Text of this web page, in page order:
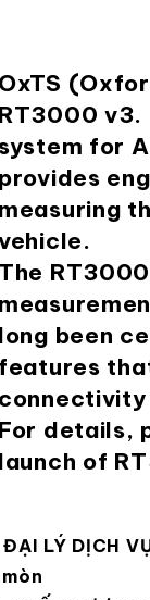
OxTS
RT3000 v3.
system for
provides
measuring
The
long been
features
For details,
launch of
LÝ DỊCH